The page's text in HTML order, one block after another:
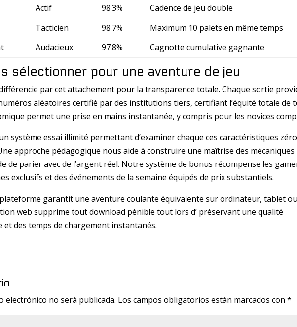
Actif 98.3%
Cadence de jeu double
Tacticien 98.7%
Maximum 10 palets en même temps
Audacieux 97.8% Cagnotte cumulative gagnante
sélectionner pour une aventure de jeu
par cet attachement pour la transparence totale. Chaque sortie
aléatoires certifié par des institutions tiers, certifiant l’équité totale de
permet une prise en mains instantanée, y compris pour les novices
système essai illimité permettant d’examiner chaque ces caractéristiques zéro
approche pédagogique nous aide à construire une maîtrise des mécaniques
de parier avec de l’argent réel. Notre système de bonus récompense les
exclusifs et des événements de la semaine équipés de prix substantiels.
garantit une aventure coulante équivalente sur ordinateur, tablet ou
web supprime tout download pénible tout lors d’ préservant une qualité
et des temps de chargement instantanés.
electrónico no será publicada. Los campos obligatorios están marcados con*